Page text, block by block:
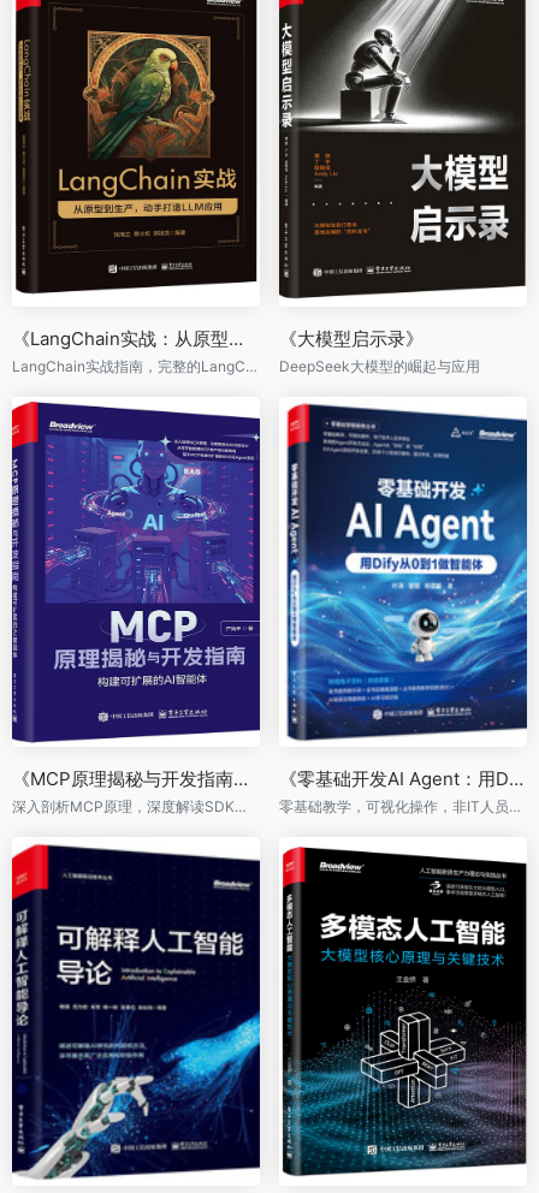
《LangChain实战：从原型到生产，动手打造LLM应用》
LangChain实战指南，完整的LangChain生态介绍，深入解析RAG、LCEL等核心能力
《大模型启示录》
DeepSeek大模型的崛起与应用
《MCP原理揭秘与开发指南：构建可扩展的AI智能体》
深入剖析MCP原理，深度解读SDK内部设计，从零开始搭建MCP客户端与服务端
《零基础开发AI Agent：用Dify从0到1做智能体》
零基础教学，可视化操作，非IT人员学得会。系统的Agent开发方法论。